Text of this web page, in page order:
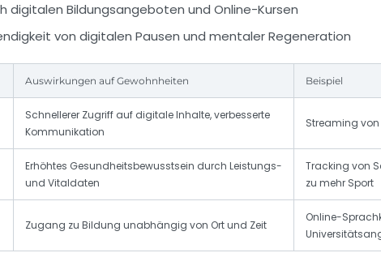
digitalen Bildungsangeboten und Online-Kursen
von digitalen Pausen und mentaler Regeneration
Auswirkungen auf Gewohnheiten Beispiel
Schnellerer Zugriff auf digitale Inhalte, verbesserte
Kommunikation
Streaming von
Erhöhtes Gesundheitsbewusstsein durch Leistungs-
und Vitaldaten
Tracking von
zu mehr Sport
Zugang zu Bildung unabhängig von Ort und Zeit
Online-